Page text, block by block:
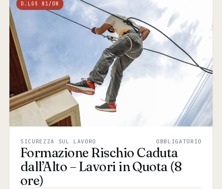
D.LGS 81/08
SICUREZZA SUL LAVORO OBBLIGATORIO
Formazione Rischio Caduta
dall’Alto – Lavori in Quota (8
ore)